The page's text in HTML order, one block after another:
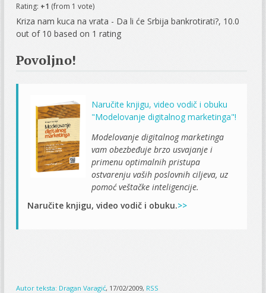
Rating: +1 (from 1 vote)
Kriza nam kuca na vrata - Da li će Srbija bankrotirati?, 10.0
out of 10 based on 1 rating
Povoljno!
Naručite knjigu, video vodič i obuku
"Modelovanje digitalnog marketinga"!
Modelovanje digitalnog marketinga
vam obezbeđuje brzo usvajanje i
primenu optimalnih pristupa
ostvarenju vaših poslovnih ciljeva, uz
pomoć veštačke inteligencije.
Naručite knjigu, video vodič i obuku.>>
Autor teksta: Dragan Varagić, 17/02/2009, RSS